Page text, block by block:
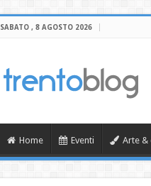
SABATO , 8 AGOSTO 2026
Home Eventi Arte &